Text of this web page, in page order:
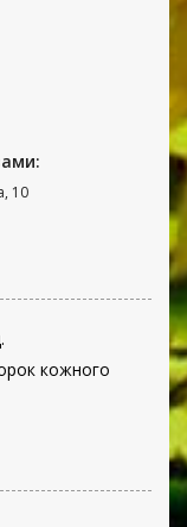
10
кожного